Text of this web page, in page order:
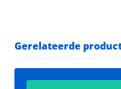
Gerelateerde